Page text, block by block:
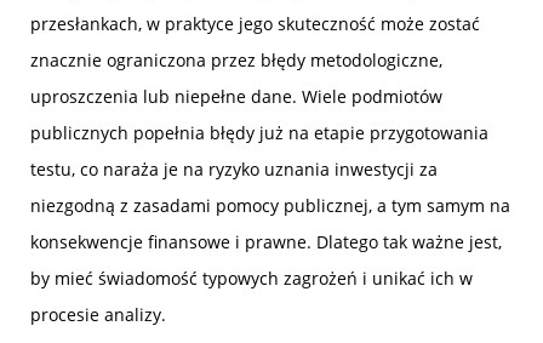
przesłankach, w praktyce jego skuteczność może zostać
znacznie ograniczona przez błędy metodologiczne,
uproszczenia lub niepełne dane. Wiele podmiotów
publicznych popełnia błędy już na etapie przygotowania
testu, co naraża je na ryzyko uznania inwestycji za
niezgodną z zasadami pomocy publicznej, a tym samym na
konsekwencje finansowe i prawne. Dlatego tak ważne jest,
by mieć świadomość typowych zagrożeń i unikać ich w
procesie analizy.